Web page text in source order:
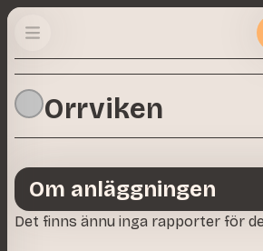
Orrviken
Det finns ännu inga rapporter för
Om anläggningen